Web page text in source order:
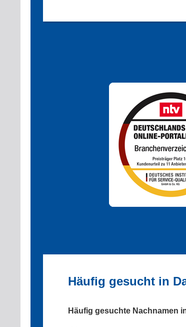
Häufig gesucht in
Häufig gesuchte Nachnamen